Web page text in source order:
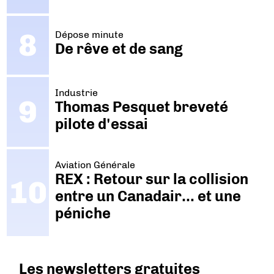
Dépose minute
De rêve et de sang
Industrie
Thomas Pesquet breveté
pilote d'essai
Aviation Générale
REX : Retour sur la collision
entre un Canadair… et une
péniche
Les newsletters gratuites